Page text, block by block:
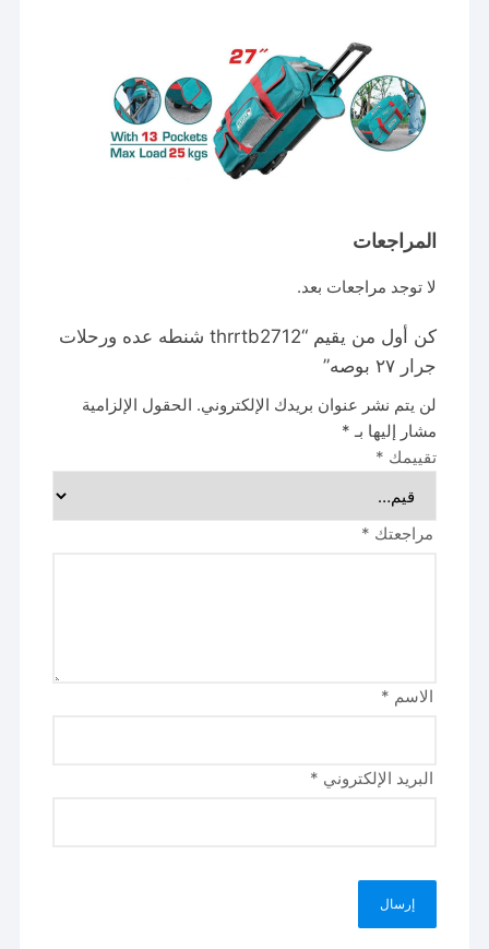
المراجعات
لا توجد مراجعات بعد.
كن أول من يقيم “thrrtb2712 شنطه عده ورحلات
جرار ٢٧ بوصه”
لن يتم نشر عنوان بريدك الإلكتروني. الحقول الإلزامية
مشار إليها بـ *
تقييمك *
مراجعتك *
الاسم *
البريد الإلكتروني *